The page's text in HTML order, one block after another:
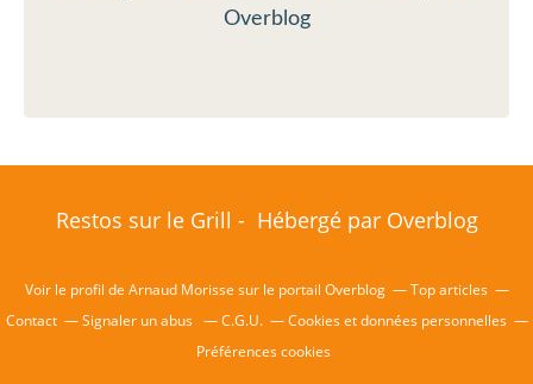
Overblog
Restos sur le Grill - Hébergé par Overblog
Voir le profil de Arnaud Morisse sur le portail Overblog
Top articles
Contact
Signaler un abus C.G.U.
Cookies et données personnelles
Préférences cookies